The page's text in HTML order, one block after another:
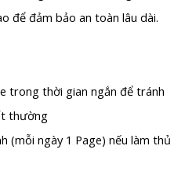
để đảm bảo an toàn lâu dài.
trong thời gian ngắn để tránh
thường
(mỗi ngày 1 Page) nếu làm thủ